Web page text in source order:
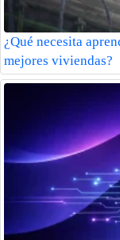
¿Qué necesita
mejores viviendas?